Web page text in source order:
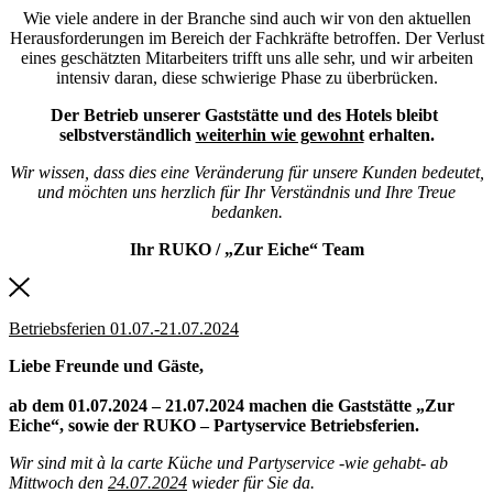
Wie viele andere in der Branche sind auch wir von den aktuellen
Herausforderungen im Bereich der Fachkräfte betroffen. Der Verlust
eines geschätzten Mitarbeiters trifft uns alle sehr, und wir arbeiten
intensiv daran, diese schwierige Phase zu überbrücken.
Der Betrieb unserer Gaststätte und des Hotels bleibt
selbstverständlich weiterhin wie gewohnterhalten.
Wir wissen, dass dies eine Veränderung für unsere Kunden bedeutet,
und möchten uns herzlich für Ihr Verständnis und Ihre Treue
bedanken.
Ihr RUKO / „Zur Eiche“ Team
Betriebsferien 01.07.-21.07.2024
Liebe Freunde und Gäste,
ab dem 01.07.2024 – 21.07.2024 machen die Gaststätte „Zur
Eiche“, sowie der RUKO – Partyservice Betriebsferien.
Wir sind mit à la carte Küche und Partyservice -wie gehabt- ab
Mittwoch den 24.07.2024 wieder für Sie da.